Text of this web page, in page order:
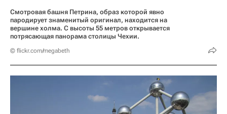
Смотровая башня Петрина, образ которой явно
пародирует знаменитый оригинал, находится на
вершине холма. С высоты 55 метров открывается
потрясающая панорама столицы Чехии.
© flickr.com/megabeth